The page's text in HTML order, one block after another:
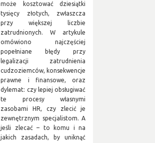
może kosztować dziesiątki
tysięcy złotych, zwłaszcza
przy większej liczbie
zatrudnionych. W artykule
omówiono najczęściej
popełniane błędy przy
legalizacji zatrudnienia
cudzoziemców, konsekwencje
prawne i finansowe, oraz
dylemat: czy lepiej obsługiwać
te procesy własnymi
zasobami HR, czy zlecić je
zewnętrznym specjalistom. A
jeśli zlecać – to komu i na
jakich zasadach, by uniknąć